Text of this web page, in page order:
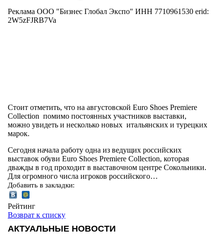
Реклама ООО "Бизнес Глобал Экспо" ИНН 7710961530 erid:
2W5zFJRB7Va
Стоит отметить, что на августовской Euro Shoes Premiere
Collection помимо постоянных участников выставки,
можно увидеть и несколько новых итальянских и турецких
марок.
Сегодня начала работу одна из ведущих российских
выставок обуви Euro Shoes Premiere Collection, которая
дважды в год проходит в выставочном центре Сокольники.
Для огромного числа игроков российского…
Добавить в закладки:
Рейтинг
Возврат к списку
АКТУАЛЬНЫЕ НОВОСТИ